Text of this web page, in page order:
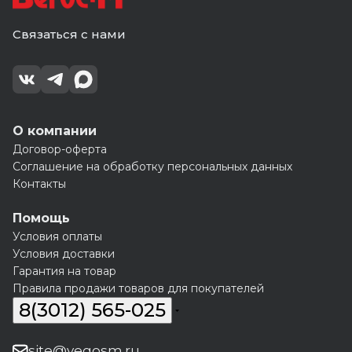
Связаться с нами
О компании
Договор-оферта
Соглашение на обработку персональных данных
Контакты
Помощь
Условия оплаты
Условия доставки
Гарантия на товар
Правила продажи товаров для покупателей
8(3012) 565-025